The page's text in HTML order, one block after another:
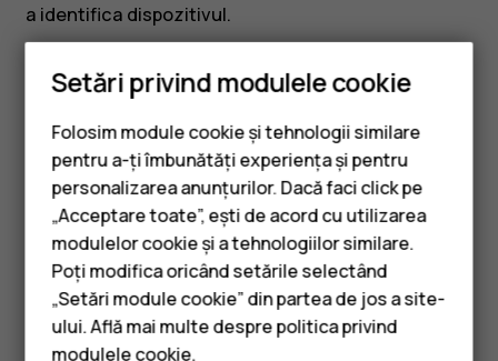
Smartphone-uri
Telefoane clasice
Accesorii
a identifica dispozitivul.
accesează Setări>Detalii tabletă>Model și
dispozitivului.
Considerați utile aceste informații?
Da Nu
Setări privind modulele cookie
Folosim module cookie și tehnologii similare
pentru a-ți îmbunătăți experiența și pentru
personalizarea anunțurilor. Dacă faci click pe
„Acceptare toate”, ești de acord cu utilizarea
modulelor cookie și a tehnologiilor similare.
Poți modifica oricând setările selectând
„Setări module cookie” din partea de jos a site-
ului. Află mai multe despre politica privind
modulele cookie.